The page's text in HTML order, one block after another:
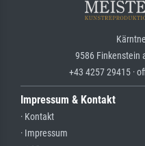
9586 Finkenstein
+43 4257 29415 ·
Impressum & Kontakt
· Kontakt
· Impressum